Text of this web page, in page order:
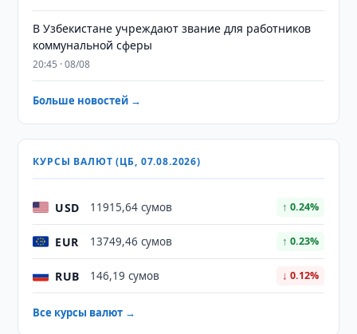
В Узбекистане учреждают звание для работников
коммунальной сферы
20:45 · 08/08
Больше новостей →
КУРСЫ ВАЛЮТ (ЦБ, 07.08.2026)
USD 11915,64 сумов ↑ 0.24%
EUR 13749,46 сумов ↑ 0.23%
RUB 146,19 сумов ↓ 0.12%
Все курсы валют →